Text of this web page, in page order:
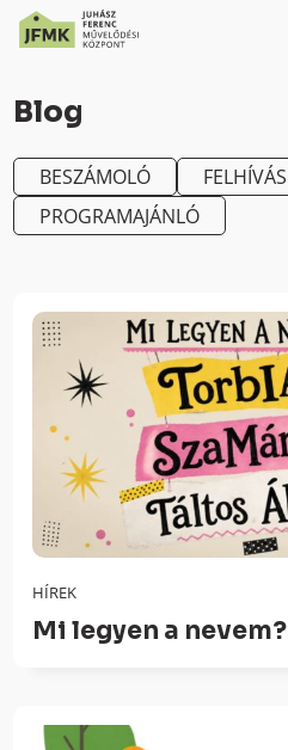
to
Content
navigációhoz
Blog
BESZÁMOLÓ FELHÍVÁS
PROGRAMAJÁNLÓ
HÍREK
Mi legyen a nevem?